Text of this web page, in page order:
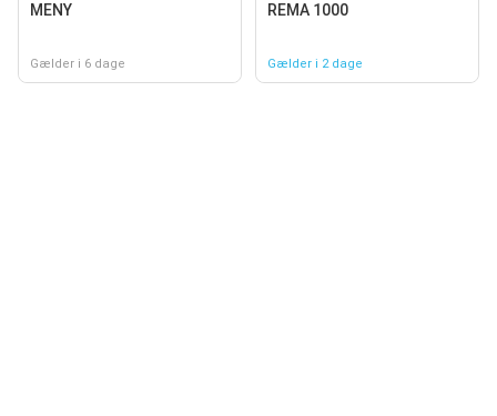
MENY
Gælder i 6 dage
REMA 1000
Gælder i 2 dage